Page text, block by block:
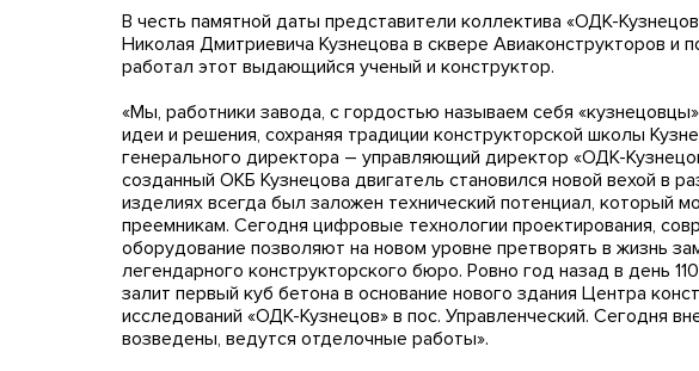
В честь памятной даты представители коллектива «ОДК-
Николая Дмитриевича Кузнецова в сквере Авиаконструкторов и
работал этот выдающийся ученый и конструктор.
«Мы, работники завода, с гордостью называем себя
идеи и решения, сохраняя традиции конструкторской школы
генерального директора – управляющий директор «ОДК-
созданный ОКБ Кузнецова двигатель становился новой вехой в
изделиях всегда был заложен технический потенциал, который
преемникам. Сегодня цифровые технологии проектирования,
оборудование позволяют на новом уровне претворять в жизнь
легендарного конструкторского бюро. Ровно год назад в день
залит первый куб бетона в основание нового здания Центра
исследований «ОДК-Кузнецов» в пос. Управленческий. Сегодня
возведены, ведутся отделочные работы».